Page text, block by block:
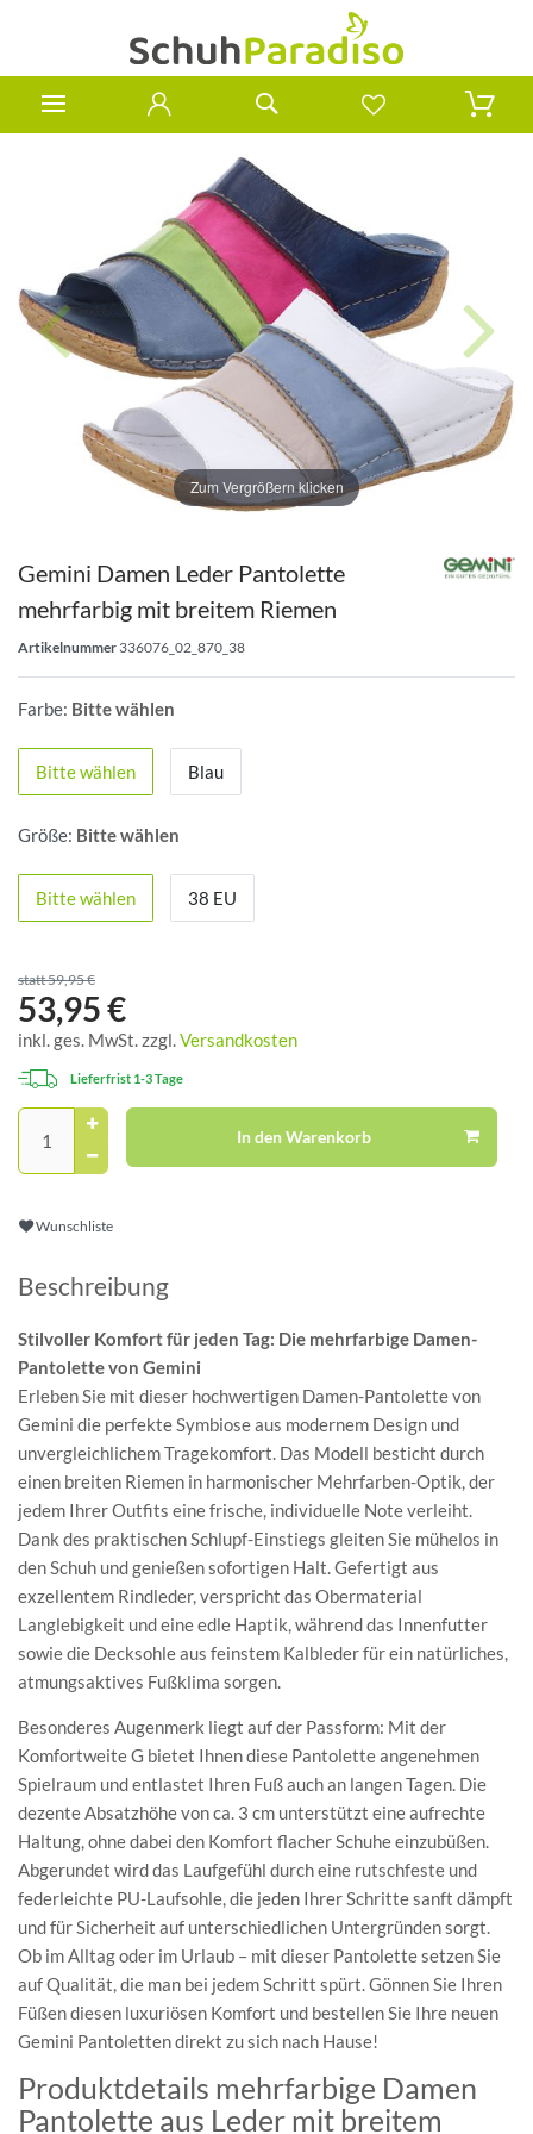
Zum Vergrößern klicken
Gemini Damen Leder Pantolette
mehrfarbig mit breitem Riemen
Artikelnummer 336076_02_870_38
Farbe: Bitte wählen
Bitte wählen Blau
Größe: Bitte wählen
Bitte wählen 38 EU
statt 59,95 €
53,95 €
inkl. ges. MwSt. zzgl.Versandkosten
Lieferfrist 1-3 Tage
In den Warenkorb
Wunschliste
Beschreibung
Stilvoller Komfort für jeden Tag: Die mehrfarbige Damen-
Pantolette von Gemini
Erleben Sie mit dieser hochwertigen Damen-Pantolette von
Gemini die perfekte Symbiose aus modernem Design und
unvergleichlichem Tragekomfort. Das Modell besticht durch
einen breiten Riemen in harmonischer Mehrfarben-Optik, der
jedem Ihrer Outfits eine frische, individuelle Note verleiht.
Dank des praktischen Schlupf-Einstiegs gleiten Sie mühelos in
den Schuh und genießen sofortigen Halt. Gefertigt aus
exzellentem Rindleder, verspricht das Obermaterial
Langlebigkeit und eine edle Haptik, während das Innenfutter
sowie die Decksohle aus feinstem Kalbleder für ein natürliches,
atmungsaktives Fußklima sorgen.
Besonderes Augenmerk liegt auf der Passform: Mit der
Komfortweite G bietet Ihnen diese Pantolette angenehmen
Spielraum und entlastet Ihren Fuß auch an langen Tagen. Die
dezente Absatzhöhe von ca. 3 cm unterstützt eine aufrechte
Haltung, ohne dabei den Komfort flacher Schuhe einzubüßen.
Abgerundet wird das Laufgefühl durch eine rutschfeste und
federleichte PU-Laufsohle, die jeden Ihrer Schritte sanft dämpft
und für Sicherheit auf unterschiedlichen Untergründen sorgt.
Ob im Alltag oder im Urlaub – mit dieser Pantolette setzen Sie
auf Qualität, die man bei jedem Schritt spürt. Gönnen Sie Ihren
Füßen diesen luxuriösen Komfort und bestellen Sie Ihre neuen
Gemini Pantoletten direkt zu sich nach Hause!
Produktdetails mehrfarbige Damen
Pantolette aus Leder mit breitem